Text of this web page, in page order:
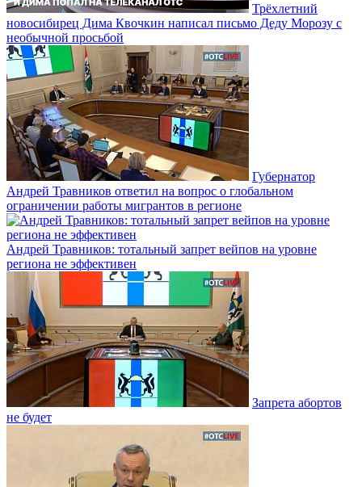
Трёхлетний
новосибирец Дима Квочкин написал письмо Деду Морозу с
необычной просьбой
Губернатор
Андрей Травников ответил на вопрос о глобальном
ограничении работы мигрантов в регионе
Андрей Травников: тотальный запрет вейпов на уровне
региона не эффективен
Запрета абортов
не будет